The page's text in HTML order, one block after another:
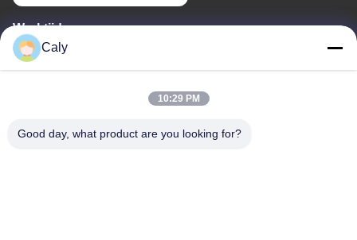
Werktijd
9:00-18:00
DONGCHONG TOWN, NANSHA DISTRICT, GUANGZHOU, China
Caly
10:29 PM
Good day, what product are you looking for?